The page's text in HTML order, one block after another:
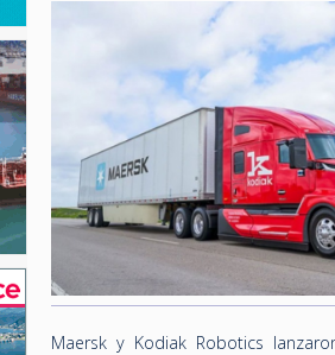
Maersk y Kodiak Robotics